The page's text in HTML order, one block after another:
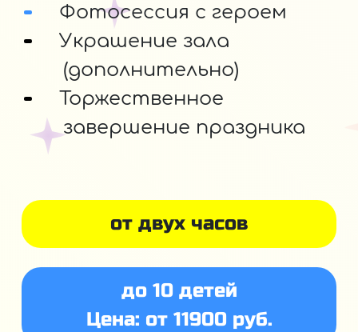
от двух часов
до 10 детей
Цена: от 11900 руб.
Фотосессия с героем
Украшение зала
(дополнительно)
Торжественное
завершение праздника